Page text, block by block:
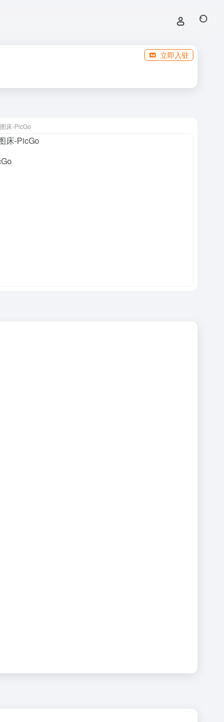
立即入驻
图床-PicGo